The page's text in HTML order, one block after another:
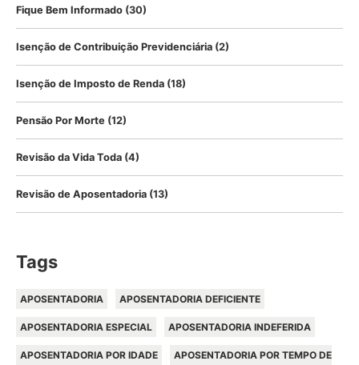
Fique Bem Informado (30)
Isenção de Contribuição Previdenciária (2)
Isenção de Imposto de Renda (18)
Pensão Por Morte (12)
Revisão da Vida Toda (4)
Revisão de Aposentadoria (13)
Tags
APOSENTADORIA APOSENTADORIA DEFICIENTE
APOSENTADORIA ESPECIAL APOSENTADORIA INDEFERIDA
APOSENTADORIA POR IDADE APOSENTADORIA POR TEMPO DE